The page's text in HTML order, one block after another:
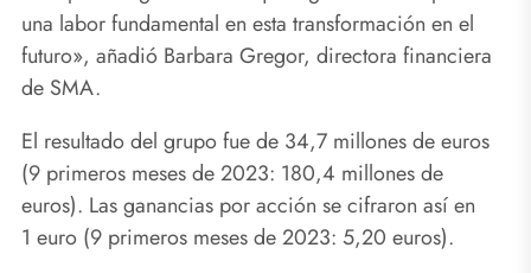
una labor fundamental en esta transformación en el
futuro», añadió Barbara Gregor, directora financiera
de SMA.
El resultado del grupo fue de 34,7 millones de euros
(9 primeros meses de 2023: 180,4 millones de
euros). Las ganancias por acción se cifraron así en
1 euro (9 primeros meses de 2023: 5,20 euros).